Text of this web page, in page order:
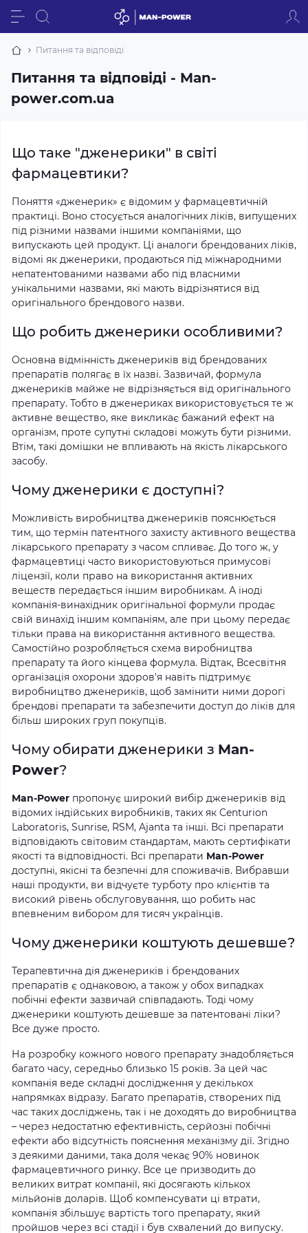
Питання та відповіді
Питання та відповіді - Man-
power.com.ua
Що таке "дженерики" в світі
фармацевтики?
Поняття «дженерик» є відомим у фармацевтичній
практиці. Воно стосується аналогічних ліків, випущених
під різними назвами іншими компаніями, що
випускають цей продукт. Ці аналоги брендованих ліків,
відомі як дженерики, продаються під міжнародними
непатентованими назвами або під власними
унікальними назвами, які мають відрізнятися від
оригінального брендового назви.
Що робить дженерики особливими?
Основна відмінність дженериків від брендованих
препаратів полягає в їх назві. Зазвичай, формула
дженериків майже не відрізняється від оригінального
препарату. Тобто в дженериках використовується те ж
активне вещество, яке викликає бажаний ефект на
організм, проте супутні складові можуть бути різними.
Втім, такі домішки не впливають на якість лікарського
засобу.
Чому дженерики є доступні?
Можливість виробництва дженериків пояснюється
тим, що термін патентного захисту активного вещества
лікарського препарату з часом спливає. До того ж, у
фармацевтиці часто використовуються примусові
ліцензії, коли право на використання активних
веществ передається іншим виробникам. А іноді
компанія-винахідник оригінальної формули продає
свій винахід іншим компаніям, але при цьому передає
тільки права на використання активного вещества.
Самостійно розробляється схема виробництва
препарату та його кінцева формула. Відтак, Всесвітня
організація охорони здоров'я навіть підтримує
виробництво дженериків, щоб замінити ними дорогі
брендові препарати та забезпечити доступ до ліків для
більш широких груп покупців.
Чому обирати дженерики з Man-
Power?
Man-Power пропонує широкий вибір дженериків від
відомих індійських виробників, таких як Centurion
Laboratoris, Sunrise, RSM, Ajanta та інші. Всі препарати
відповідають світовим стандартам, мають сертифікати
якості та відповідності. Всі препарати Man-Power
доступні, якісні та безпечні для споживачів. Вибравши
наші продукти, ви відчуєте турботу про клієнтів та
високий рівень обслуговування, що робить нас
впевненим вибором для тисяч українців.
Чому дженерики коштують дешевше?
Терапевтична дія дженериків і брендованих
препаратів є однаковою, а також у обох випадках
побічні ефекти зазвичай співпадають. Тоді чому
дженерики коштують дешевше за патентовані ліки?
Все дуже просто.
На розробку кожного нового препарату знадобляється
багато часу, середньо близько 15 років. За цей час
компанія веде складні дослідження у декількох
напрямках відразу. Багато препаратів, створених під
час таких досліджень, так і не доходять до виробництва
– через недостатню ефективність, серйозні побічні
ефекти або відсутність пояснення механізму дії. Згідно
з деякими даними, така доля чекає 90% новинок
фармацевтичного ринку. Все це призводить до
великих витрат компанії, які досягають кількох
мільйонів доларів. Щоб компенсувати ці втрати,
компанія збільшує вартість того препарату, який
пройшов через всі стадії і був схвалений до випуску.